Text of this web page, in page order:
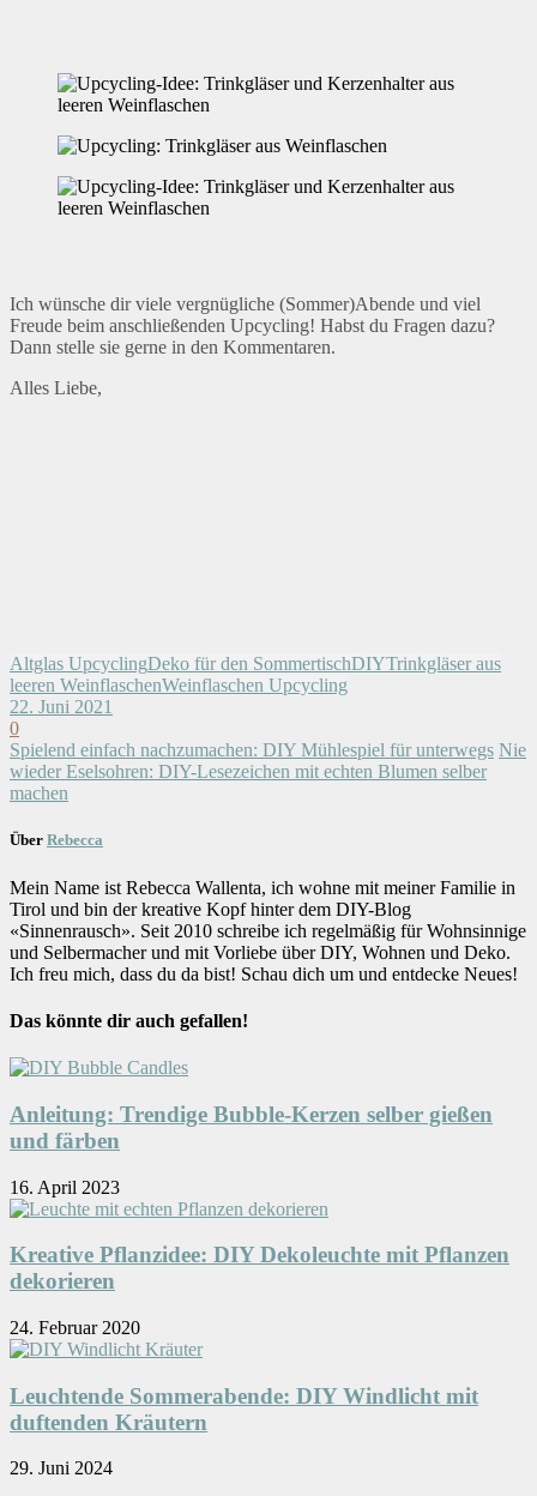
Ich wünsche dir viele vergnügliche (Sommer)Abende und viel
Freude beim anschließenden Upcycling! Habst du Fragen dazu?
Dann stelle sie gerne in den Kommentaren.
Alles Liebe,
Altglas UpcyclingDeko für den SommertischDIYTrinkgläser aus
leeren WeinflaschenWeinflaschen Upcycling
22. Juni 2021
0
Spielend einfach nachzumachen: DIY Mühlespiel für unterwegs Nie
wieder Eselsohren: DIY-Lesezeichen mit echten Blumen selber
machen
Über Rebecca
Mein Name ist Rebecca Wallenta, ich wohne mit meiner Familie in
Tirol und bin der kreative Kopf hinter dem DIY-Blog
«Sinnenrausch». Seit 2010 schreibe ich regelmäßig für Wohnsinnige
und Selbermacher und mit Vorliebe über DIY, Wohnen und Deko.
Ich freu mich, dass du da bist! Schau dich um und entdecke Neues!
Das könnte dir auch gefallen!
Anleitung: Trendige Bubble-Kerzen selber gießen
und färben
16. April 2023
Kreative Pflanzidee: DIY Dekoleuchte mit Pflanzen
dekorieren
24. Februar 2020
Leuchtende Sommerabende: DIY Windlicht mit
duftenden Kräutern
29. Juni 2024